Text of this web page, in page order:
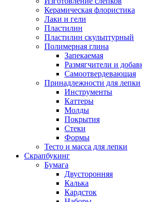
Керамическая флористика
Лаки и гели
Пластилин
Пластилин скульптурный
Полимерная глина
Запекаемая
Размягчители и
Самоотвердевающая
Принадлежности для лепки
Инструменты
Каттеры
Молды
Покрытия
Стеки
Формы
Тесто и масса для лепки
Скрапбукинг
Бумага
Двусторонняя
Калька
Кардсток